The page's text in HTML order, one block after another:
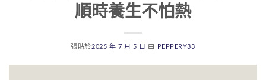
順時養生不怕熱
張貼於2025 年 7 月 5 日 由 PEPPERY33